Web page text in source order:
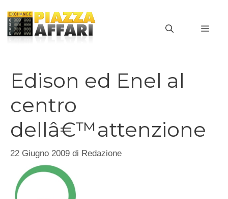
contenuto
Edison ed Enel al
centro
dellâ€™attenzione
22 Giugno 2009 di Redazione